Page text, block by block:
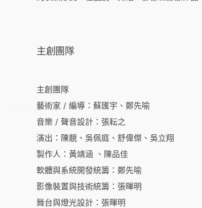
主創團隊
主創團隊
藝術家 / 編導：蘇匯宇、鄭先喻
音樂 / 聲音設計：張耘之
演出：陳靚、吳佩庭、舒偉傑、吳立翔
製作人：黃靖涵 、陳品佳
軟體與系統開發統籌：鄭先喻
影像裝置與技術統籌：張暉明
舞台與燈光設計：張暉明